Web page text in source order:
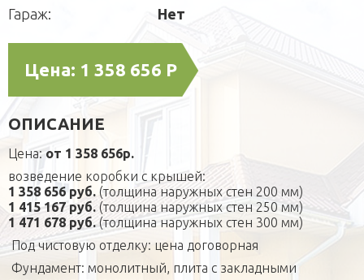
Дополнительные работы
Гараж:
Нет
Цена: 1 358 656 Р
ОПИСАНИЕ
Цена: от 1 358 656р.
возведение коробки с крышей:
1 358 656 руб. (толщина наружных стен 200 мм)
1 415 167 руб. (толщина наружных стен 250 мм)
1 471 678 руб.(толщина наружных стен 300 мм)
Под чистовую отделку: цена договорная
Фундамент: монолитный, плита с закладными